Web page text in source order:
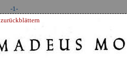
zurückblättern
-1-